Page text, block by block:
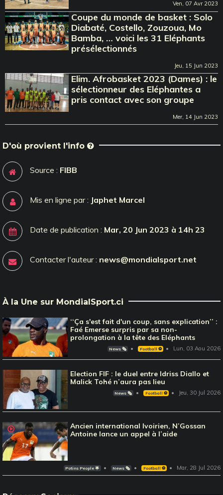
Ven, 07 Avr 2023
Coupe du monde de basket : Solo
Diabaté, Costello, Zouzoua, Mo
Bamba, … voici les 31 Eléphants
présélectionnés
Jeu, 15 Jun 2023
Elim. Afrobasket 2023 (Dames) : le
sélectionneur des Eléphantes a
pris contact avec son groupe
Mer, 14 Jun 2023
D'où provient l'info
Source : FIBB
Mis en ligne par : Japhet Marcel
Date de publication : Mar, 20 Jun 2023 à 14h 23
Contacter l'auteur : news@mondialsport.net
À la Une sur MondialSport.ci
‘‘Ça s'est fait d'un coup, sans explication’’ :
Faé Emerse surpris par sa non-
prolongation à la tête des Eléphants
News 🗞️ Football ⚽️ Lun, 03 Aou 2026
Election FIF : le duel entre Idriss Diallo et
Malick Tohé n’aura pas lieu
News 🗞️ Football ⚽️ Jeu, 30 Jul 2026
Ancien international Ivoirien, N’Gossan
Antoine lance un appel à l’aide
Potins People 🌟 News 🗞️ Football ⚽️ Mar, 28 Jul 2026